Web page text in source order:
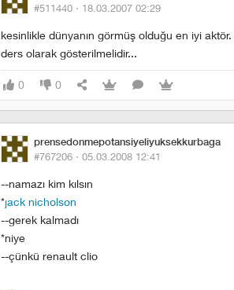
#511440 · 18.03.2007 02:29
kesinlikle dünyanın görmüş olduğu en iyi aktör.
ders olarak gösterilmelidir...
0 0
prensedonmepotansiyeliyuksekkurbaga
#767206 · 05.03.2008 12:41
--namazı kim kılsın
*jack nicholson
--gerek kalmadı
*niye
--çünkü renault clio